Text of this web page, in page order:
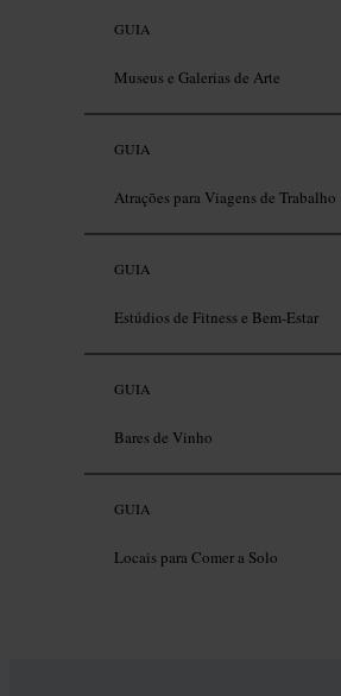
GUIA
Museus e Galerias de Arte
GUIA
Atrações para Viagens de Trabalho
GUIA
Estúdios de Fitness e Bem-Estar
GUIA
Bares de Vinho
GUIA
Locais para Comer a Solo